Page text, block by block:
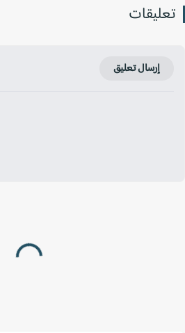
إرسال تعليق